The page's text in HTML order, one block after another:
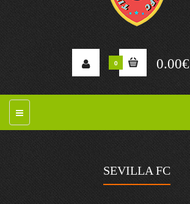
0 0.00€
SEVILLA FC